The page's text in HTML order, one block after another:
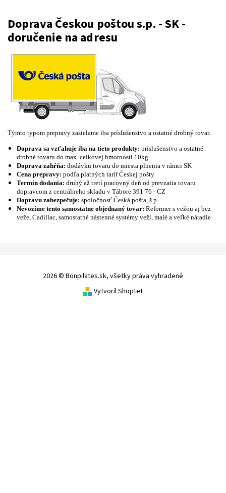
Doprava Českou poštou s.p. - SK -
doručenie na adresu
Týmto typom prepravy zasielame iba príslušenstvo a ostatné drobný tovar.
Doprava sa vzťahuje iba na tieto produkty: príslušenstvo a ostatné
drobné tovaru do max. celkovej hmotnosti 10kg
Doprava zahŕňa: dodávku tovaru do miesta plnenia v rámci SK
Cena prepravy: podľa platných taríf Českej pošty
Termín dodania: druhý až tretí pracovný deň od prevzatia tovaru
dopravcom z centrálneho skladu v Tábore 391 76 - CZ
Dopravu zabezpečuje: spoločnosť Česká pošta, š.p.
Nevozíme tento samostatne objednaný tovar: Reformer s vežou aj bez
veže, Cadillac, samostatné nástenné systémy veží, malé a veľké náradie
2026 © Bonpilates.sk, všetky práva vyhradené
Vytvoril Shoptet